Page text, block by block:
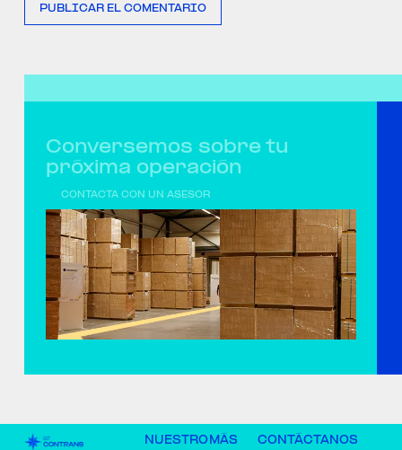
PUBLICAR EL COMENTARIO
Conversemos sobre tu
próxima operación
CONTACTA CON UN ASESOR
NUESTROMÁS
CONTÁCTANOS